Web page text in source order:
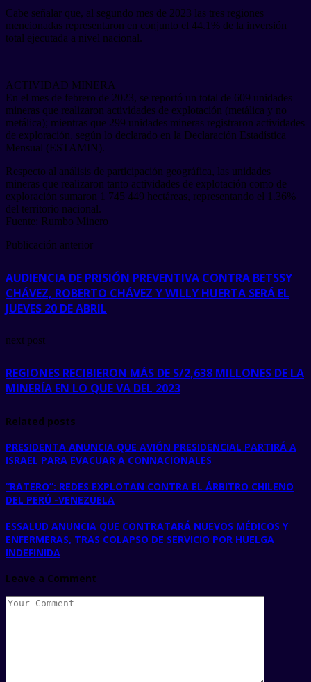
Cabe señalar que, al segundo mes de 2023 las tres regiones
mencionadas representaron en conjunto el 44.1% de la inversión
total ejecutada a nivel nacional.
ACTIVIDAD MINERA
En el mes de febrero de 2023, se reportó un total de 609 unidades
mineras que realizaron actividades de explotación (metálica y no
metálica); mientras que 299 unidades mineras registraron actividades
de exploración, según lo declarado en la Declaración Estadística
Mensual (ESTAMIN).
Respecto al análisis de participación geográfica, las unidades
mineras que realizaron tanto actividades de explotación como de
exploración sumaron 1 745 449 hectáreas, representando el 1.36%
del territorio nacional.
Fuente: Rumbo Minero
Publicación anterior
AUDIENCIA DE PRISIÓN PREVENTIVA CONTRA BETSSY
CHÁVEZ, ROBERTO CHÁVEZ Y WILLY HUERTA SERÁ EL
JUEVES 20 DE ABRIL
next post
REGIONES RECIBIERON MÁS DE S/2,638 MILLONES DE LA
MINERÍA EN LO QUE VA DEL 2023
Related posts
PRESIDENTA ANUNCIA QUE AVIÓN PRESIDENCIAL PARTIRÁ A
ISRAEL PARA EVACUAR A CONNACIONALES
“RATERO”: REDES EXPLOTAN CONTRA EL ÁRBITRO CHILENO
DEL PERÚ -VENEZUELA
ESSALUD ANUNCIA QUE CONTRATARÁ NUEVOS MÉDICOS Y
ENFERMERAS, TRAS COLAPSO DE SERVICIO POR HUELGA
INDEFINIDA
Leave a Comment